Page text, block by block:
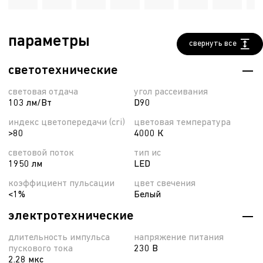
параметры свернуть все
светотехнические
световая отдача
103 лм/Вт
индекс цветопередачи (cri)
>80
световой поток
1950 лм
коэффициент пульсации
<1%
угол рассеивания
D90
цветовая температура
4000 К
тип ис
LED
цвет свечения
Белый
электротехнические
длительность импульса
пускового тока
2.28 мкс
напряжение питания
230 В